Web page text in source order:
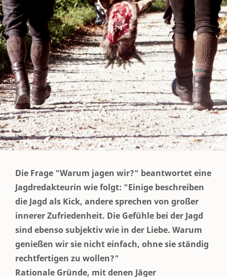
Die Frage "Warum jagen wir?" beantwortet eine
Jagdredakteurin wie folgt: "Einige beschreiben
die Jagd als Kick, andere sprechen von großer
innerer Zufriedenheit. Die Gefühle bei der Jagd
sind ebenso subjektiv wie in der Liebe. Warum
genießen wir sie nicht einfach, ohne sie ständig
rechtfertigen zu wollen?"
Rationale Gründe, mit denen Jäger